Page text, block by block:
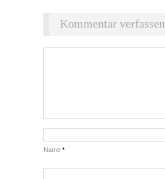
Kommentar verfassen
Name *